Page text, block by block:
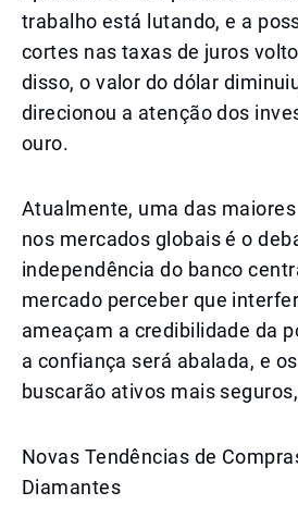
trabalho está lutando, e a
cortes nas taxas de juros
disso, o valor do dólar
direcionou a atenção dos
ouro.
Atualmente, uma das
nos mercados globais é o
independência do banco
mercado perceber que
ameaçam a credibilidade da
a confiança será abalada, e
buscarão ativos mais
Novas Tendências de
Diamantes